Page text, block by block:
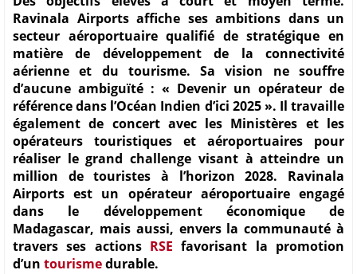
Ravinala Airports affiche ses ambitions dans un
secteur aéroportuaire qualifié de stratégique en
matière de développement de la connectivité
aérienne et du tourisme. Sa vision ne souffre
d’aucune ambiguïté : « Devenir un opérateur de
référence dans l’Océan Indien d’ici 2025 ». Il travaille
également de concert avec les Ministères et les
opérateurs touristiques et aéroportuaires pour
réaliser le grand challenge visant à atteindre un
million de touristes à l’horizon 2028. Ravinala
Airports est un opérateur aéroportuaire engagé
dans le développement économique de
Madagascar, mais aussi, envers la communauté à
travers ses actions RSE favorisant la promotion
d’un tourismedurable.